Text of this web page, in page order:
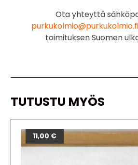
Ota yhteyttä
purkukolmio@purkukolmio.fi
toimituksen Suomen
TUTUSTU MYÖS
11,00 €